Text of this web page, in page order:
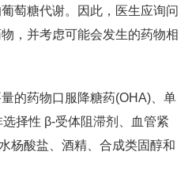
萄糖代谢。因此，医生应询问
，并考虑可能会发生的药物相
的药物口服降糖药(OHA)、单
择性 β-受体阻滞剂、血管紧
杨酸盐、酒精、合成类固醇和